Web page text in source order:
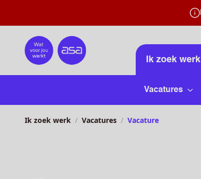
Home Ik zoek werk
Vacatures
Ik zoek werk Vacatures Vacature